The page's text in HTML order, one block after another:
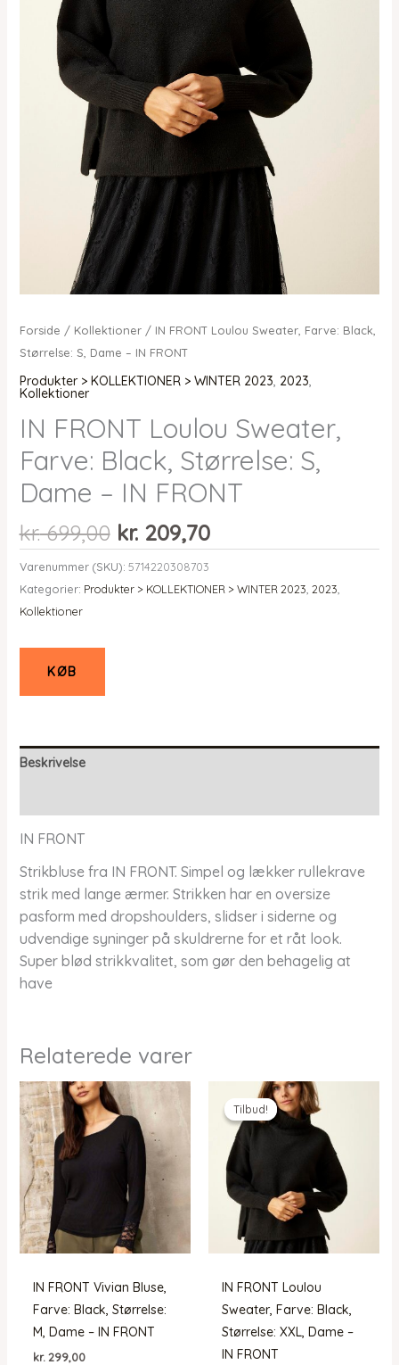
Forside / Kollektioner/ IN FRONT Loulou Sweater, Farve: Black,
Størrelse: S, Dame – IN FRONT
Produkter > KOLLEKTIONER > WINTER 2023, 2023,
Kollektioner
IN FRONT Loulou Sweater,
Farve: Black, Størrelse: S,
Dame – IN FRONT
kr.699,00 Den
oprindelige
pris
var:
kr.209,70Den
aktuelle
er:
Varenummer (SKU): 5714220308703
Kategorier: Produkter > KOLLEKTIONER > WINTER 2023 2023
Kollektioner
KØB
Beskrivelse
IN FRONT
Strikbluse fra IN FRONT. Simpel og lækker rullekrave
strik med lange ærmer. Strikken har en oversize
pasform med dropshoulders, slidser i siderne og
udvendige syninger på skuldrerne for et råt look.
Super blød strikkvalitet, som gør den behagelig at
have
Relaterede varer
IN FRONT Vivian Bluse,
Farve: Black, Størrelse:
M, Dame – IN FRONT
kr. 299,00
Tilbud!
Tilbud!
IN FRONT Loulou
Sweater, Farve: Black,
Størrelse: XXL, Dame –
IN FRONT